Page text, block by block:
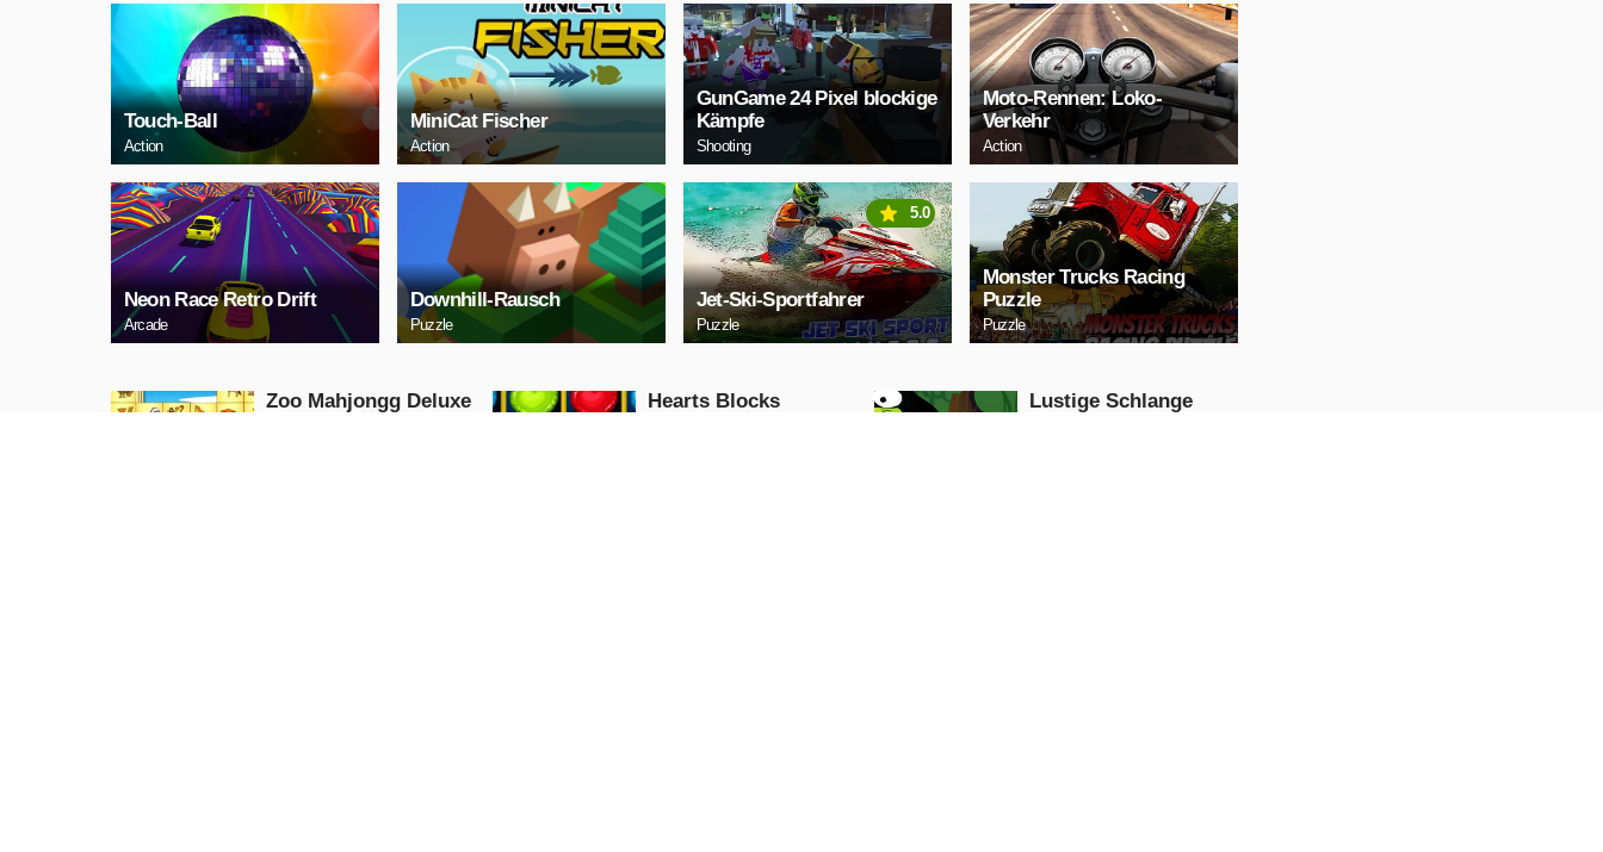
Touch-Ball
Action
MiniCat Fischer
Action
GunGame 24 Pixel blockige
Kämpfe
Shooting
Moto-Rennen: Loko-
Verkehr
Action
Neon Race Retro Drift
Arcade
Downhill-Rausch
Puzzle
Jet-Ski-Sportfahrer
Puzzle
5.0
Monster Trucks Racing
Puzzle
Puzzle
Zoo Mahjongg Deluxe
Hearts Blocks
Lustige Schlange